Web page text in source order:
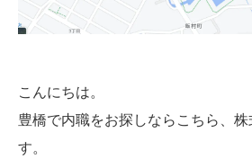
こんにちは。
豊橋で内職をお探しならこちら、
す。